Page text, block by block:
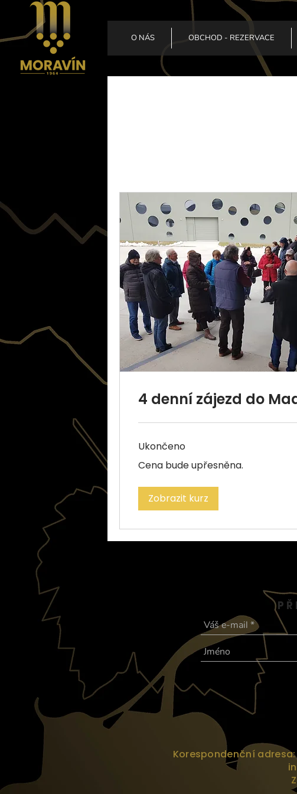
O NÁS OBCHOD - REZERVACE
4 denní zájezd do
Ukončeno
bude
Cena bude upřesněna.
Zobrazit kurz
Korespondenční adresa: